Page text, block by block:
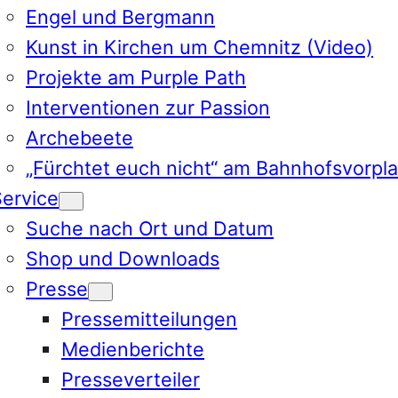
Engel und Bergmann
Kunst in Kirchen um Chemnitz (Video)
Projekte am Purple Path
Interventionen zur Passion
Archebeete
„Fürchtet euch nicht“ am
Suche nach Ort und Datum
Shop und Downloads
Presse
Pressemitteilungen
Medienberichte
Presseverteiler